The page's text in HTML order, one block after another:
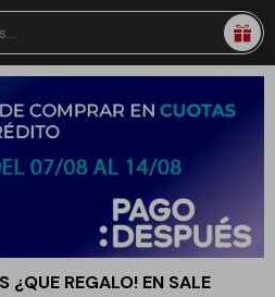
¿QUE REGALO! EN SALE